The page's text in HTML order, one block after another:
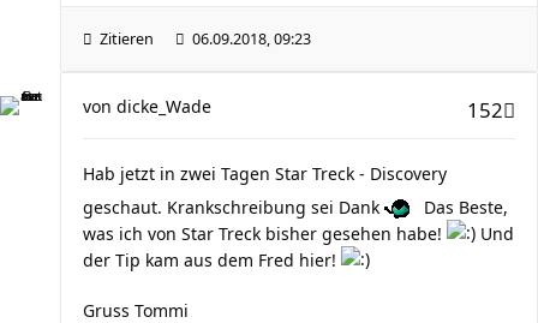
Zitieren 06.09.2018, 09:23
152
von dicke_Wade
Hab jetzt in zwei Tagen Star Treck - Discovery
geschaut. Krankschreibung sei Dank
Das Beste,
was ich von Star Treck bisher gesehen habe!
Und
der Tip kam aus dem Fred hier!
Gruss Tommi